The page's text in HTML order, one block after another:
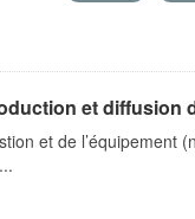
et diffusion
et de